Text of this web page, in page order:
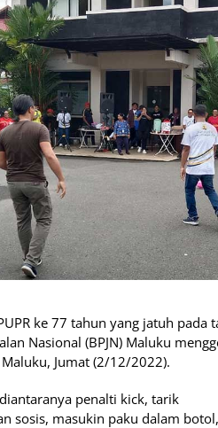
ke 77 tahun yang jatuh pada
Nasional (BPJN) Maluku
Jumat (2/12/2022).
penalti kick, tarik
sosis, masukin paku dalam